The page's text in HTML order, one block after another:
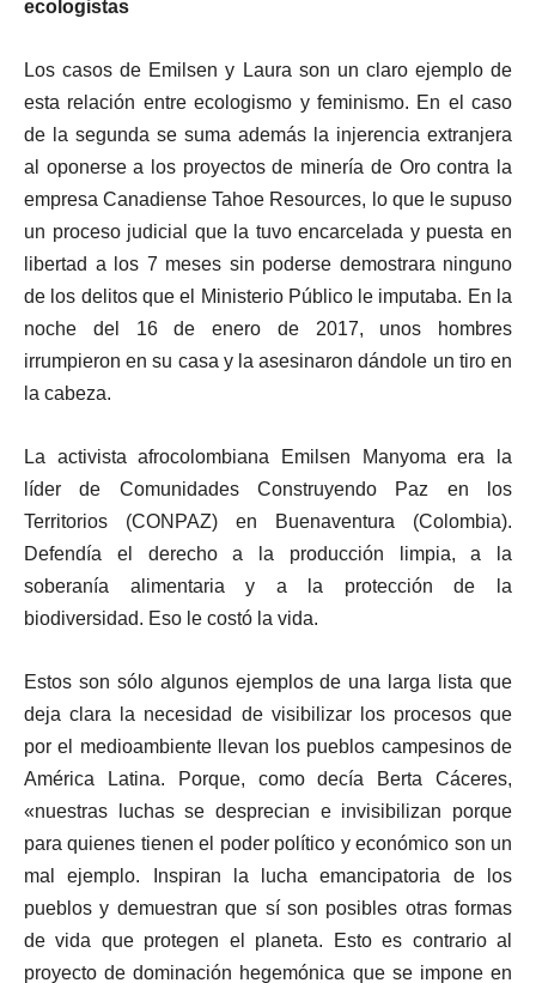
ecologistas
Los casos de Emilsen y Laura son un claro ejemplo de
esta relación entre ecologismo y feminismo. En el caso
de la segunda se suma además la injerencia extranjera
al oponerse a los proyectos de minería de Oro contra la
empresa Canadiense Tahoe Resources, lo que le supuso
un proceso judicial que la tuvo encarcelada y puesta en
libertad a los 7 meses sin poderse demostrara ninguno
de los delitos que el Ministerio Público le imputaba. En la
noche del 16 de enero de 2017, unos hombres
irrumpieron en su casa y la asesinaron dándole un tiro en
la cabeza.
La activista afrocolombiana Emilsen Manyoma era la
líder de Comunidades Construyendo Paz en los
Territorios (CONPAZ) en Buenaventura (Colombia).
Defendía el derecho a la producción limpia, a la
soberanía alimentaria y a la protección de la
biodiversidad. Eso le costó la vida.
Estos son sólo algunos ejemplos de una larga lista que
deja clara la necesidad de visibilizar los procesos que
por el medioambiente llevan los pueblos campesinos de
América Latina. Porque, como decía Berta Cáceres,
«nuestras luchas se desprecian e invisibilizan porque
para quienes tienen el poder político y económico son un
mal ejemplo. Inspiran la lucha emancipatoria de los
pueblos y demuestran que sí son posibles otras formas
de vida que protegen el planeta. Esto es contrario al
proyecto de dominación hegemónica que se impone en